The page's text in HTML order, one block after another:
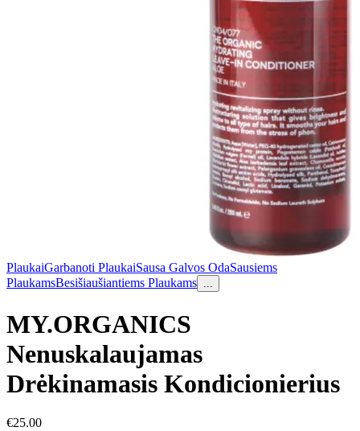
PlaukaiGarbanoti PlaukaiSausa Galvos OdaSausiems
PlaukamsBesišiaušiantiems Plaukams ...
MY.ORGANICS
Nenuskalaujamas
Drėkinamasis Kondicionierius
€25.00